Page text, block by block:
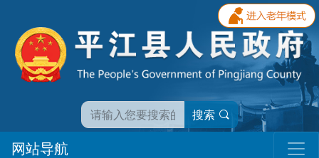
搜索
网站导航